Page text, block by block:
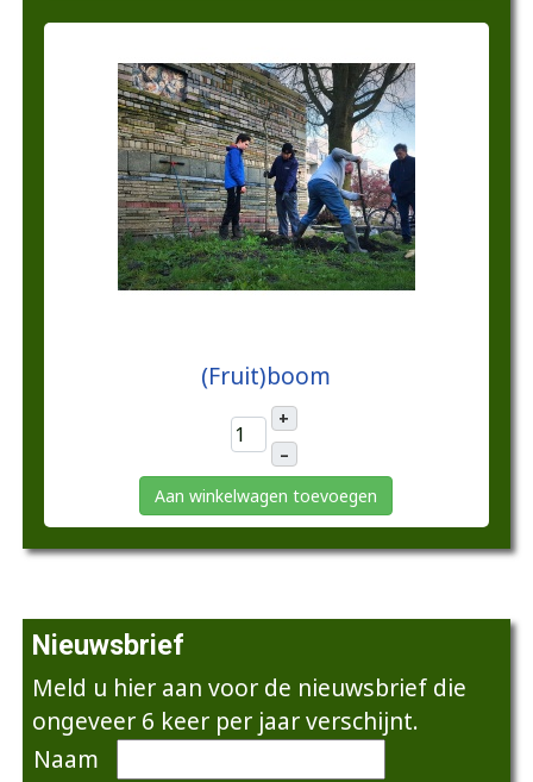
(Fruit)boom
+
–
Aan winkelwagen toevoegen
Nieuwsbrief
Meld u hier aan voor de nieuwsbrief die
ongeveer 6 keer per jaar verschijnt.
Naam